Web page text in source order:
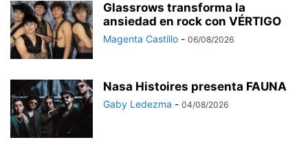
Glassrows transforma la
ansiedad en rock con VÉRTIGO
Magenta Castillo - 06/08/2026
Nasa Histoires presenta FAUNA
Gaby Ledezma - 04/08/2026